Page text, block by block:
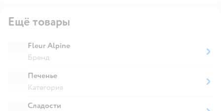
Ещё товары
Fleur Alpine
Бренд
Печенье
Категория
Сладости